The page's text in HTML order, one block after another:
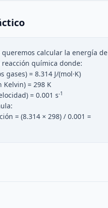
calcular la energía de
química donde:
gases) = 8.314 J/(mol·K)
= 298 K
= 0.001 s-1
= (8.314 × 298) / 0.001 =